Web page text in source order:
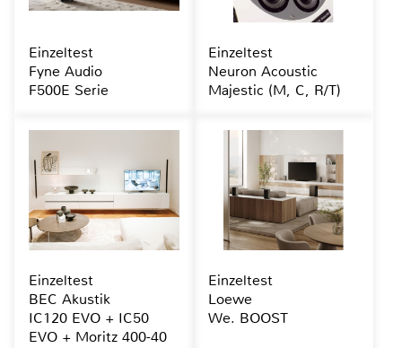
Einzeltest
Fyne Audio
F500E Serie
Einzeltest
Neuron Acoustic
Majestic (M, C, R/T)
Einzeltest
BEC Akustik
IC120 EVO + IC50
EVO + Moritz 400-40
Einzeltest
Loewe
We. BOOST